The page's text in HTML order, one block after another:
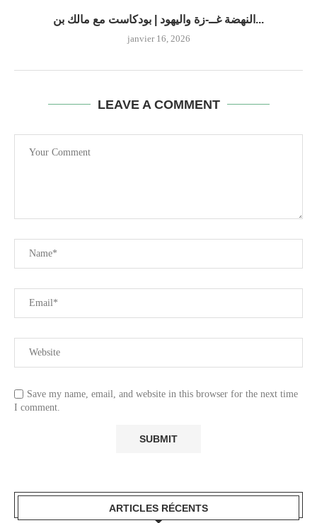
النهضة غــ-زة واليهود | بودكاست مع مالك بن...
janvier 16, 2026
LEAVE A COMMENT
Save my name, email, and website in this browser for the next time
I comment.
ARTICLES RÉCENTS